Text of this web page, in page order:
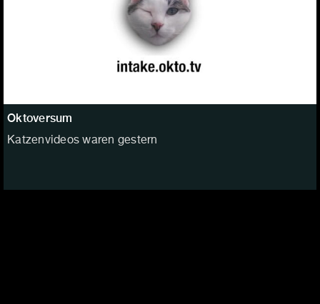
Oktoversum
Katzenvideos waren gestern